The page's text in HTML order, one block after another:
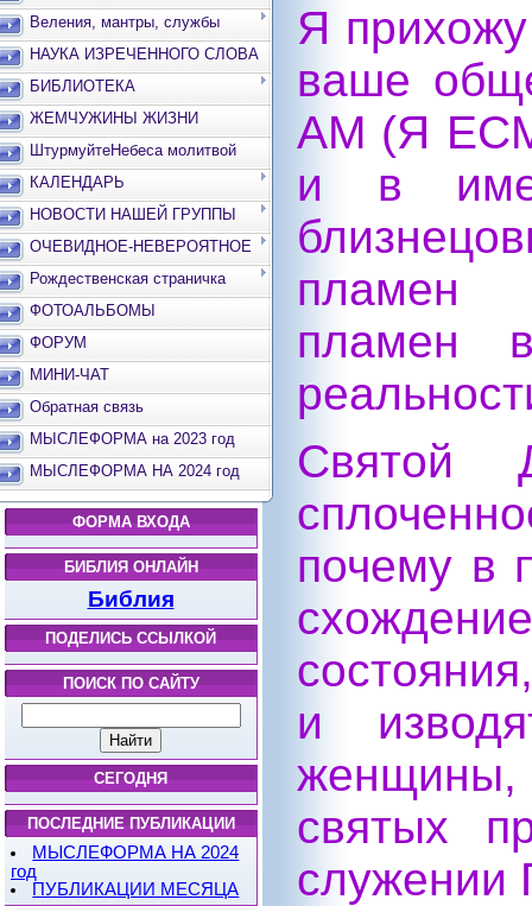
Веления, мантры, службы
НАУКА ИЗРЕЧЕННОГО СЛОВА
БИБЛИОТЕКА
ЖЕМЧУЖИНЫ ЖИЗНИ
ШтурмуйтеНебеса молитвой
КАЛЕНДАРЬ
НОВОСТИ НАШЕЙ ГРУППЫ
ОЧЕВИДНОЕ-НЕВЕРОЯТНОЕ
Рождественская страничка
ФОТОАЛЬБОМЫ
ФОРУМ
МИНИ-ЧАТ
Обратная связь
МЫСЛЕФОРМА на 2023 год
МЫСЛЕФОРМА НА 2024 год
ФОРМА ВХОДА
БИБЛИЯ ОНЛАЙН
Библия
ПОДЕЛИСЬ ССЫЛКОЙ
ПОИСК ПО САЙТУ
СЕГОДНЯ
ПОСЛЕДНИЕ ПУБЛИКАЦИИ
МЫСЛЕФОРМА НА 2024
год
ПУБЛИКАЦИИ МЕСЯЦА
Я
ваше
AM (Я
и в
пламен
пламен
Святой
почему в
и
святых
служении